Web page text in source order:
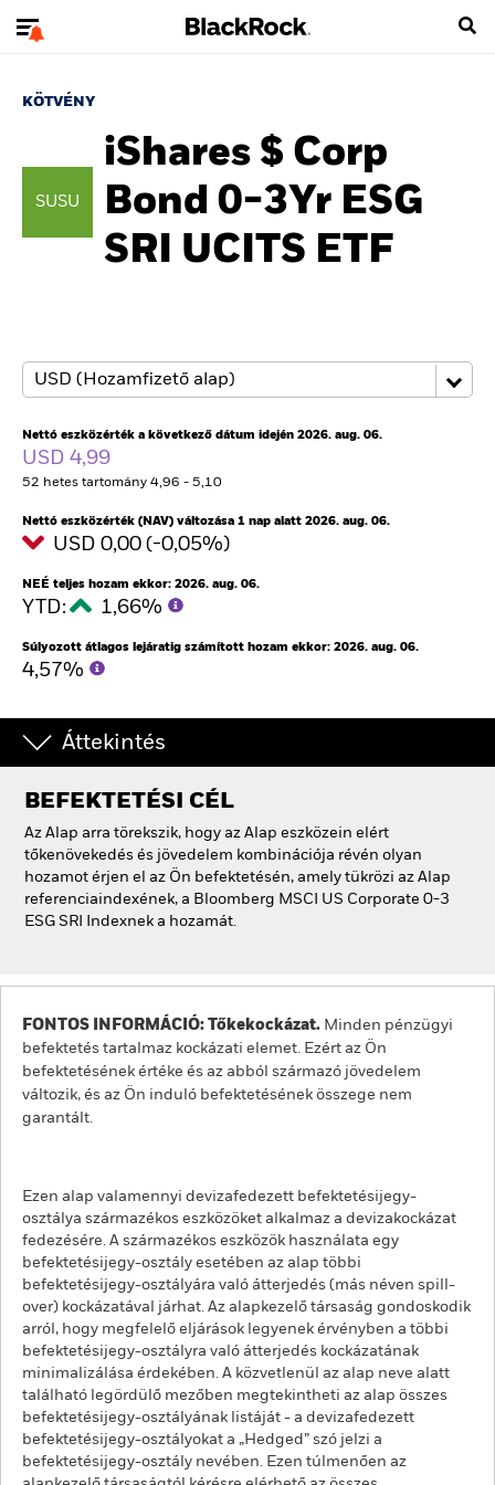
KÖTVÉNY
SUSU
iShares $ Corp
Bond 0-3Yr ESG
SRI UCITS ETF
Nettó eszközérték a következő dátum idején 2026. aug. 06.
USD 4,99
52 hetes tartomány 4,96 - 5,10
Nettó eszközérték (NAV) változása 1 nap alatt 2026. aug. 06.
USD 0,00 (-0,05%)
NEÉ teljes hozam ekkor: 2026. aug. 06.
YTD: 1,66%
Súlyozott átlagos lejáratig számított hozam ekkor: 2026. aug. 06.
4,57%
Áttekintés
BEFEKTETÉSI CÉL
Az Alap arra törekszik, hogy az Alap eszközein elért
tőkenövekedés és jövedelem kombinációja révén olyan
hozamot érjen el az Ön befektetésén, amely tükrözi az Alap
referenciaindexének, a Bloomberg MSCI US Corporate 0-3
ESG SRI Indexnek a hozamát.
FONTOS INFORMÁCIÓ: Tőkekockázat. Minden pénzügyi
befektetés tartalmaz kockázati elemet. Ezért az Ön
befektetésének értéke és az abból származó jövedelem
változik, és az Ön induló befektetésének összege nem
garantált.
Ezen alap valamennyi devizafedezett befektetésijegy-
osztálya származékos eszközöket alkalmaz a devizakockázat
fedezésére. A származékos eszközök használata egy
befektetésijegy-osztály esetében az alap többi
befektetésijegy-osztályára való átterjedés (más néven spill-
over) kockázatával járhat. Az alapkezelő társaság gondoskodik
arról, hogy megfelelő eljárások legyenek érvényben a többi
befektetésijegy-osztályra való átterjedés kockázatának
minimalizálása érdekében. A közvetlenül az alap neve alatt
található legördülő mezőben megtekintheti az alap összes
befektetésijegy-osztályának listáját - a devizafedezett
befektetésijegy-osztályokat a „Hedged” szó jelzi a
befektetésijegy-osztály nevében. Ezen túlmenően az